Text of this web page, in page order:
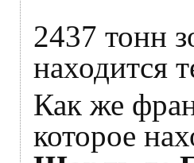
2437 тонн
находится
Как же
которое